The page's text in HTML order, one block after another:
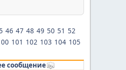
46 47 48 49 50 51 52
101 102 103 104 105
сообщение